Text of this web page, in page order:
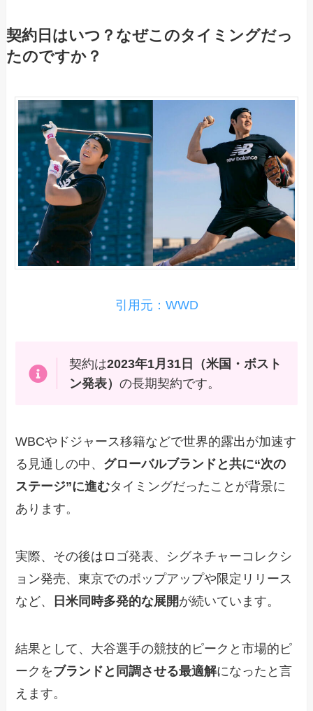
契約日はいつ？なぜこのタイミングだっ
たのですか？
引用元：WWD
契約は2023年1月31日（米国・ボスト
ン発表） の長期契約です。
WBCやドジャース移籍などで世界的露出が加速す
る見通しの中、 グローバルブランドと共に“次の
ステージ”に進むタイミングだったことが背景に
あります。
実際、その後はロゴ発表、シグネチャーコレクシ
ョン発売、東京でのポップアップや限定リリース
など、
日米同時多発的な展開が続いています。
結果として、大谷選手の競技的ピークと市場的ピ
ークをブランドと同調させる最適解になったと言
えます。